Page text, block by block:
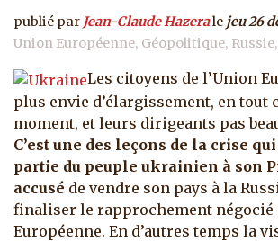
publié par Jean-Claude Hazerale jeu 26
Union Européenne Géopolitique Russie
Les citoyens de l’Union
plus envie d’élargissement, en tout
moment, et leurs dirigeants pas
C’est une des leçons de la crise
partie du peuple ukrainien à son
accusé de vendre son pays à la
finaliser le rapprochement négocié
Européenne. En d’autres temps la